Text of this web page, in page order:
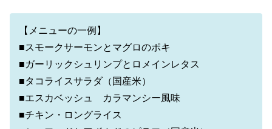
【メニューの一例】
■スモークサーモンとマグロのポキ
■ガーリックシュリンプとロメインレタス
■タコライスサラダ（国産米）
■エスカベッシュ カラマンシー風味
■チキン・ロングライス